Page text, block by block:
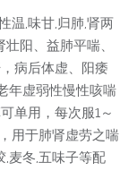
温,味甘,归肺,肾两
阳、益肺平喘、
病后体虚、阳痿
年虚弱性慢性咳喘
单用，每次服1～
用于肺肾虚劳之喘
,麦冬,五味子等配